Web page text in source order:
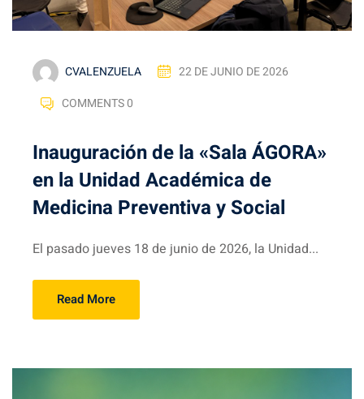
CVALENZUELA
22 DE JUNIO DE 2026
COMMENTS 0
Inauguración de la «Sala ÁGORA»
en la Unidad Académica de
Medicina Preventiva y Social
El pasado jueves 18 de junio de 2026, la Unidad...
Read More